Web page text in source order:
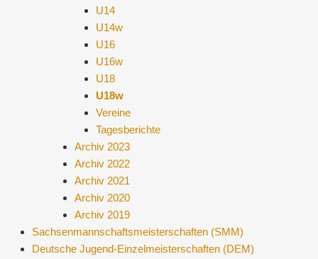
U14
U14w
U16
U16w
U18
U18w
Vereine
Tagesberichte
Archiv 2023
Archiv 2022
Archiv 2021
Archiv 2020
Archiv 2019
Sachsenmannschaftsmeisterschaften (SMM)
Deutsche Jugend-Einzelmeisterschaften (DEM)